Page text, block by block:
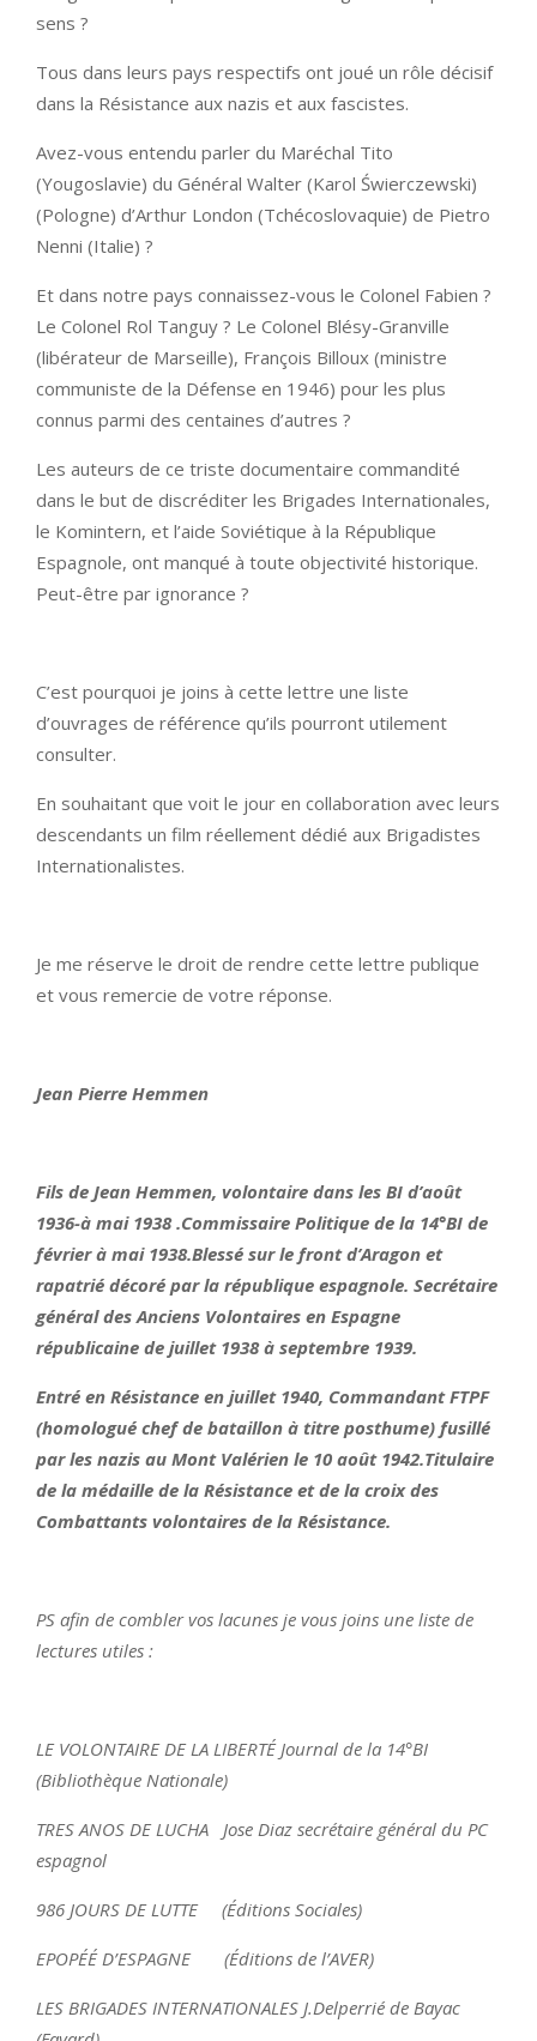
sens ?
Tous dans leurs pays respectifs ont joué un rôle décisif
dans la Résistance aux nazis et aux fascistes.
Avez-vous entendu parler du Maréchal Tito
(Yougoslavie) du Général Walter (Karol Świerczewski)
(Pologne) d’Arthur London (Tchécoslovaquie) de Pietro
Nenni (Italie) ?
Et dans notre pays connaissez-vous le Colonel Fabien ?
Le Colonel Rol Tanguy ? Le Colonel Blésy-Granville
(libérateur de Marseille), François Billoux (ministre
communiste de la Défense en 1946) pour les plus
connus parmi des centaines d’autres ?
Les auteurs de ce triste documentaire commandité
dans le but de discréditer les Brigades Internationales,
le Komintern, et l’aide Soviétique à la République
Espagnole, ont manqué à toute objectivité historique.
Peut-être par ignorance ?
C’est pourquoi je joins à cette lettre une liste
d’ouvrages de référence qu’ils pourront utilement
consulter.
En souhaitant que voit le jour en collaboration avec leurs
descendants un film réellement dédié aux Brigadistes
Internationalistes.
Je me réserve le droit de rendre cette lettre publique
et vous remercie de votre réponse.
Jean Pierre Hemmen
Fils de Jean Hemmen, volontaire dans les BI d’août
1936-à mai 1938 .Commissaire Politique de la 14°BI de
février à mai 1938.Blessé sur le front d’Aragon et
rapatrié décoré par la république espagnole. Secrétaire
général des Anciens Volontaires en Espagne
républicaine de juillet 1938 à septembre 1939.
Entré en Résistance en juillet 1940, Commandant FTPF
(homologué chef de bataillon à titre posthume) fusillé
par les nazis au Mont Valérien le 10 août 1942.Titulaire
de la médaille de la Résistance et de la croix des
Combattants volontaires de la Résistance.
PS afin de combler vos lacunes je vous joins une liste de
lectures utiles :
LE VOLONTAIRE DE LA LIBERTÉ Journal de la 14°BI
(Bibliothèque Nationale)
TRES ANOS DE LUCHA Jose Diaz secrétaire général du PC
espagnol
986 JOURS DE LUTTE (Éditions Sociales)
EPOPÉÉ D’ESPAGNE (Éditions de l’AVER)
LES BRIGADES INTERNATIONALES J.Delperrié de Bayac